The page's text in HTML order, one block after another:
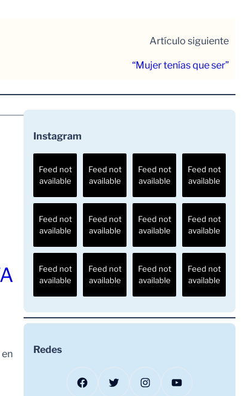
Artículo siguiente
“Mujer tenías que ser”
Instagram
Feed not
available
Feed not
available
Feed not
available
Feed not
available
Feed not
available
Feed not
available
Feed not
available
Feed not
available
Feed not
available
Feed not
available
Feed not
available
Feed not
available
Redes
Facebook Twitter Instagram YouTube